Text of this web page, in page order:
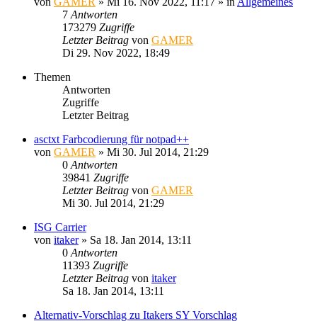
7 Antworten
173279 Zugriffe
Letzter Beitrag von GAMER
Di 29. Nov 2022, 18:49
Themen
Antworten
Zugriffe
Letzter Beitrag
asctxt Farbcodierung für notpad++
von GAMER » Mi 30. Jul 2014, 21:29
0 Antworten
39841 Zugriffe
Letzter Beitrag von GAMER
Mi 30. Jul 2014, 21:29
ISG Carrier
von itaker» Sa 18. Jan 2014, 13:11
0 Antworten
11393 Zugriffe
Letzter Beitrag von itaker
Sa 18. Jan 2014, 13:11
Alternativ-Vorschlag zu Itakers SY Vorschlag